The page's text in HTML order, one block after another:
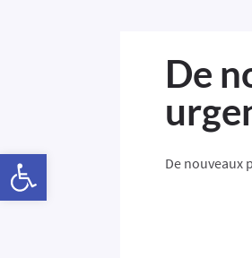
De
De nouveaux
Ouvrir la barre d’outils